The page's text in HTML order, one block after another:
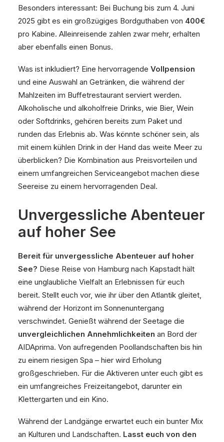
Besonders interessant: Bei Buchung bis zum 4. Juni
2025 gibt es ein großzügiges Bordguthaben von 400€
pro Kabine. Alleinreisende zahlen zwar mehr, erhalten
aber ebenfalls einen Bonus.
Was ist inkludiert? Eine hervorragende Vollpension
und eine Auswahl an Getränken, die während der
Mahlzeiten im Buffetrestaurant serviert werden.
Alkoholische und alkoholfreie Drinks, wie Bier, Wein
oder Softdrinks, gehören bereits zum Paket und
runden das Erlebnis ab. Was könnte schöner sein, als
mit einem kühlen Drink in der Hand das weite Meer zu
überblicken? Die Kombination aus Preisvorteilen und
einem umfangreichen Serviceangebot machen diese
Seereise zu einem hervorragenden Deal.
Unvergessliche Abenteuer
auf hoher See
Bereit für unvergessliche Abenteuer auf hoher
See? Diese Reise von Hamburg nach Kapstadt hält
eine unglaubliche Vielfalt an Erlebnissen für euch
bereit. Stellt euch vor, wie ihr über den Atlantik gleitet,
während der Horizont im Sonnenuntergang
verschwindet. Genießt während der Seetage die
unvergleichlichen Annehmlichkeiten an Bord der
AIDAprima. Von aufregenden Poollandschaften bis hin
zu einem riesigen Spa – hier wird Erholung
großgeschrieben. Für die Aktiveren unter euch gibt es
ein umfangreiches Freizeitangebot, darunter ein
Klettergarten und ein Kino.
Während der Landgänge erwartet euch ein bunter Mix
an Kulturen und Landschaften. Lasst euch von den